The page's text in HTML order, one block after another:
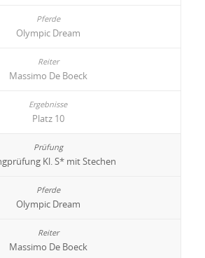
Olympic Dream
Massimo De Boeck
Platz 10
Kl. S* mit Stechen
Olympic Dream
Massimo De Boeck